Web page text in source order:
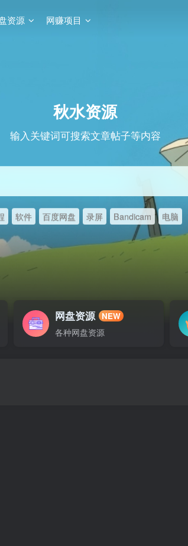
资源 网赚项目
秋水资源
输入关键词可搜索文章帖子等内容
软件 百度网盘 录屏 Bandicam 电脑
网盘资源 NEW
各种网盘资源